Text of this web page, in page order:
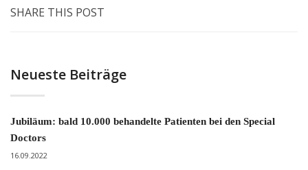
SHARE THIS POST
Neueste Beiträge
Jubiläum: bald 10.000 behandelte Patienten bei den Special
Doctors
16.09.2022